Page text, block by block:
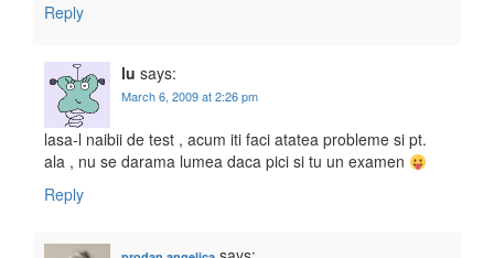
Reply
lu says:
March 6, 2009 at 2:26 pm
lasa-l naibii de test , acum iti faci atatea probleme si pt.
ala , nu se darama lumea daca pici si tu un examen
Reply